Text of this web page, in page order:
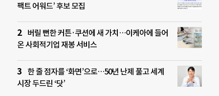
팩트 어워드’ 후보 모집
버릴 뻔한 커튼·쿠션에 새 가치…이케아에 들어
온 사회적기업 재봉 서비스
한 줄 점자를 ‘화면’으로…50년 난제 풀고 세계
시장 두드린 ‘닷’